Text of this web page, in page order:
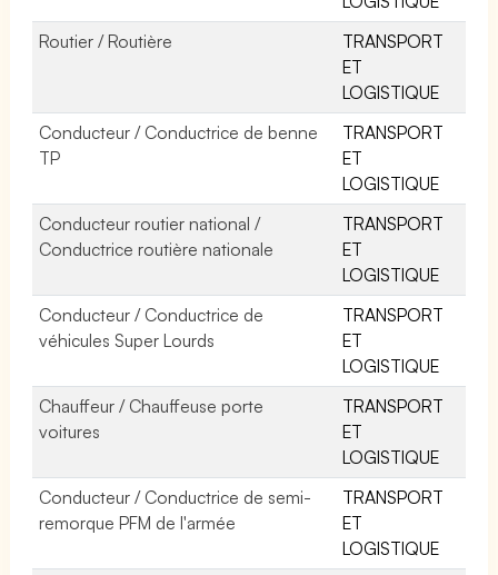
Routier / Routière
TRANSPORT
ET
LOGISTIQUE
Conducteur / Conductrice de benne
TP
TRANSPORT
ET
LOGISTIQUE
Conducteur routier national /
Conductrice routière nationale
TRANSPORT
ET
LOGISTIQUE
Conducteur / Conductrice de
véhicules Super Lourds
TRANSPORT
ET
LOGISTIQUE
Chauffeur / Chauffeuse porte
voitures
TRANSPORT
ET
LOGISTIQUE
Conducteur / Conductrice de semi-
remorque PFM de l'armée
TRANSPORT
ET
LOGISTIQUE